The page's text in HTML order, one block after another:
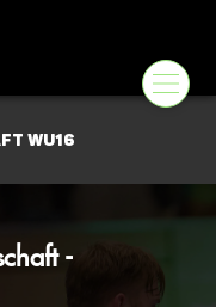
wU16
-